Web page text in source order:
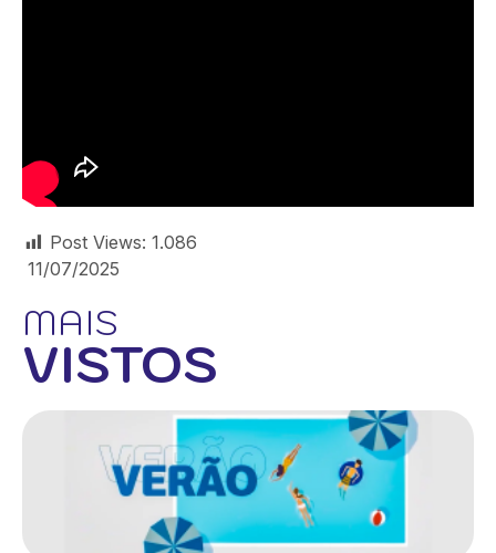
Post Views: 1.086
11/07/2025
MAIS
VISTOS